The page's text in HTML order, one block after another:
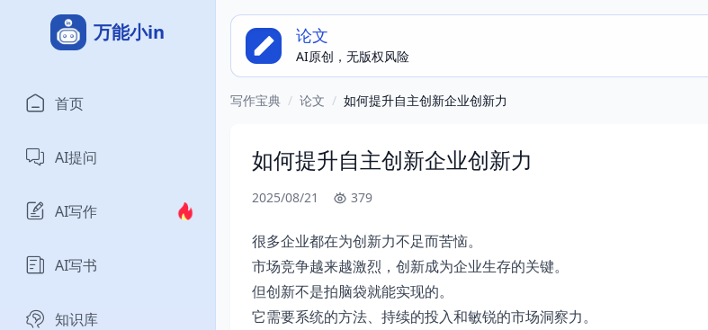
万能小in
首页
AI提问
AI写作
AI写书
知识库
论文
AI原创，无版权风险
写作宝典 / 论文 / 如何提升自主创新企业创新力
如何提升自主创新企业创新力
2025/08/21 379
很多企业都在为创新力不足而苦恼。
市场竞争越来越激烈，创新成为企业生存的关键。
但创新不是拍脑袋就能实现的。
它需要系统的方法、持续的投入和敏锐的市场洞察力。